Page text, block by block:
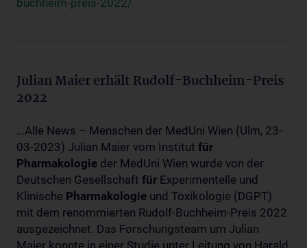
buchheim-preis-2022/
Julian Maier erhält Rudolf-Buchheim-Preis
2022
...Alle News – Menschen der MedUni Wien (Ulm, 23-
03-2023) Julian Maier vom Institut für
Pharmakologie der MedUni Wien wurde von der
Deutschen Gesellschaft für Experimentelle und
Klinische Pharmakologie und Toxikologie (DGPT)
mit dem renommierten Rudolf-Buchheim-Preis 2022
ausgezeichnet. Das Forschungsteam um Julian
Maier konnte in einer Studie unter Leitung von Harald